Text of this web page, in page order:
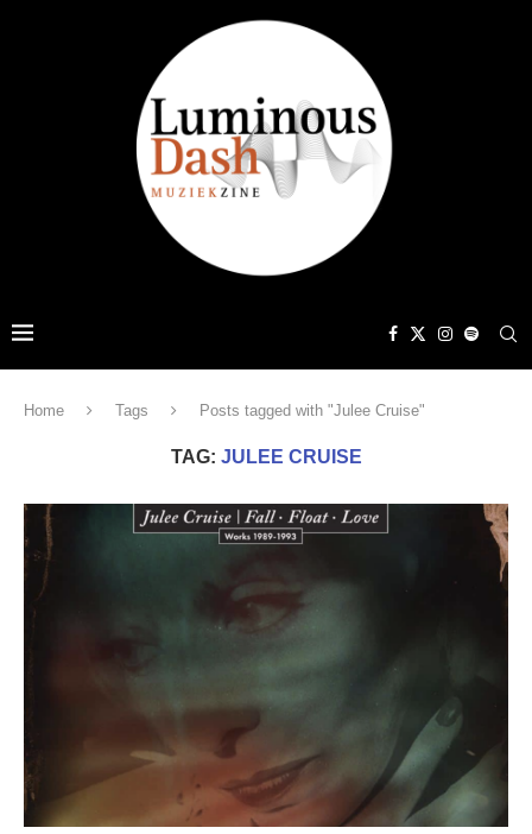
Home Tags Posts tagged with "Julee Cruise"
TAG: JULEE CRUISE